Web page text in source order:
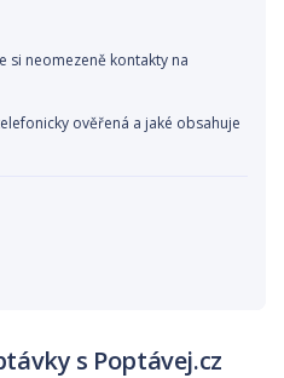
si neomezeně kontakty na
ověřená a jaké obsahuje
s Poptávej.cz